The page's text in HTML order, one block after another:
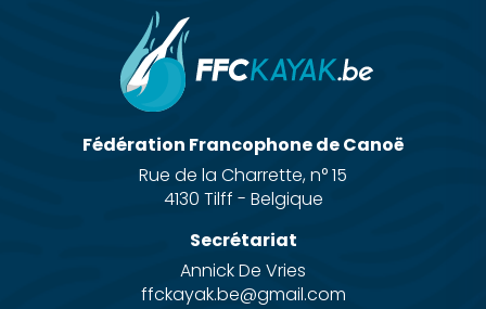
Fédération Francophone de Canoë
Rue de la Charrette, n° 15
4130 Tilff - Belgique
Secrétariat
Annick De Vries
ffckayak.be@gmail.com